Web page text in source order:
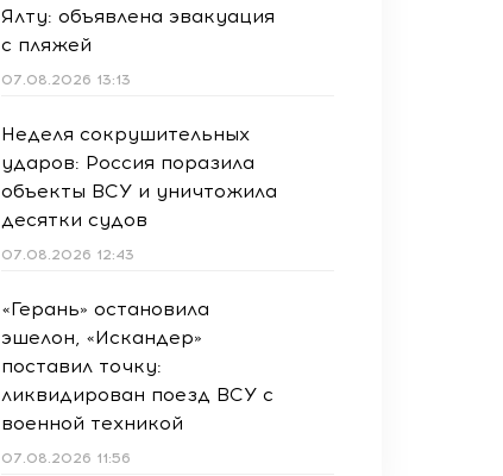
Ялту: объявлена эвакуация
с пляжей
07.08.2026 13:13
Неделя сокрушительных
ударов: Россия поразила
объекты ВСУ и уничтожила
десятки судов
07.08.2026 12:43
«Герань» остановила
эшелон, «Искандер»
поставил точку:
ликвидирован поезд ВСУ с
военной техникой
07.08.2026 11:56